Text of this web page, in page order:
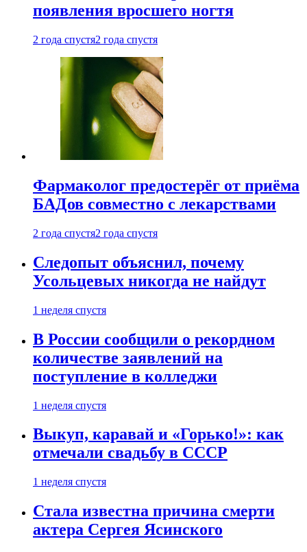
появления вросшего ногтя
2 года спустя2 года спустя
Фармаколог предостерёг от приёма
БАДов совместно с лекарствами
2 года спустя2 года спустя
Следопыт объяснил, почему
Усольцевых никогда не найдут
1 неделя спустя
В России сообщили о рекордном
количестве заявлений на
поступление в колледжи
1 неделя спустя
Выкуп, каравай и «Горько!»: как
отмечали свадьбу в СССР
1 неделя спустя
Стала известна причина смерти
актера Сергея Ясинского